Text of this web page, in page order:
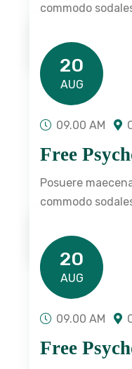
commodo
20
AUG
09.00 AM
Free
Posuere
commodo
20
AUG
09.00 AM
Free